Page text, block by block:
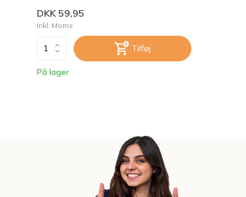
DKK 59,95
Inkl. Moms
Tilføj
På lager